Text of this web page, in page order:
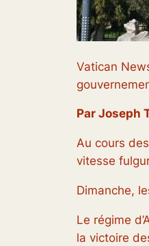
Vatican
Par Joseph
Au cours
vitesse
Dimanche,
Le régime
la victoire